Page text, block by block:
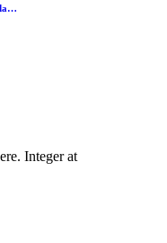
Integer at